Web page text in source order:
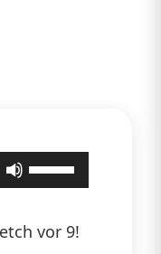
Pfeiltasten
benutzen,
vor 9!